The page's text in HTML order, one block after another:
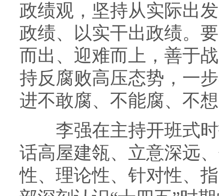
政绩观，坚持从实际出
政绩、以实干出政绩。
而出、迎难而上，善于
持反腐败高压态势，一
进不敢腐、不能腐、不
李强在主持开班式时
话高屋建瓴、立意深远
性、理论性、针对性、